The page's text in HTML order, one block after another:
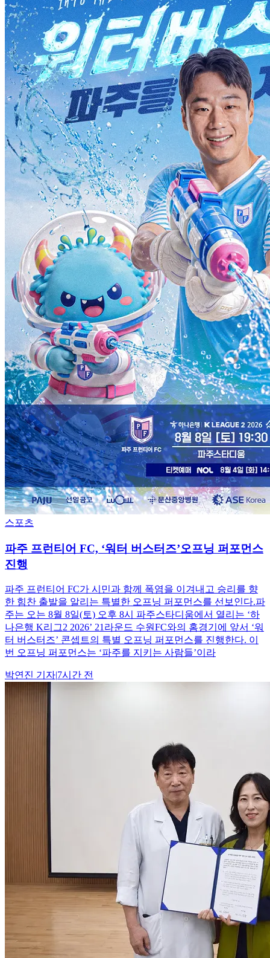
스포츠
파주 프런티어 FC, ‘워터 버스터즈’오프닝 퍼포먼스
진행
파주 프런티어 FC가 시민과 함께 폭염을 이겨내고 승리를 향
한 힘찬 출발을 알리는 특별한 오프닝 퍼포먼스를 선보인다.파
주는 오는 8월 8일(토) 오후 8시 파주스타디움에서 열리는 ‘하
나은행 K리그2 2026’ 21라운드 수원FC와의 홈경기에 앞서 ‘워
터 버스터즈’ 콘셉트의 특별 오프닝 퍼포먼스를 진행한다. 이
번 오프닝 퍼포먼스는 ‘파주를 지키는 사람들’이라
박연진 기자|7시간 전